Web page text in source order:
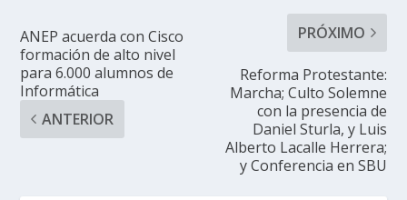
ANEP acuerda con Cisco
formación de alto nivel
para 6.000 alumnos de
Informática
ANTERIOR
PRÓXIMO
Reforma Protestante:
Marcha; Culto Solemne
con la presencia de
Daniel Sturla, y Luis
Alberto Lacalle Herrera;
y Conferencia en SBU